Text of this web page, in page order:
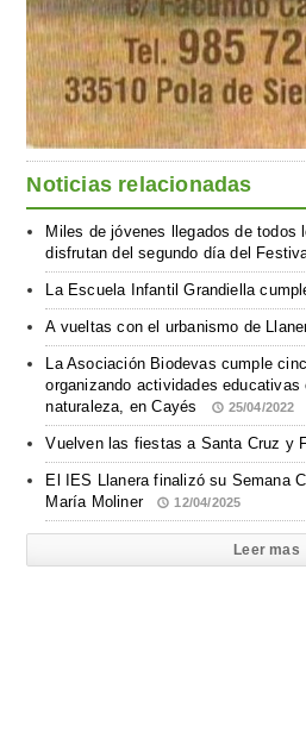
Noticias relacionadas
Miles de jóvenes llegados de todos
disfrutan del segundo día del
La Escuela Infantil Grandiella
A vueltas con el urbanismo de
La Asociación Biodevas cumple
organizando actividades
naturaleza, en Cayés
25/04/2022
Vuelven las fiestas a Santa Cruz y
El IES Llanera finalizó su Semana
María Moliner
12/04/2025
Leer mas